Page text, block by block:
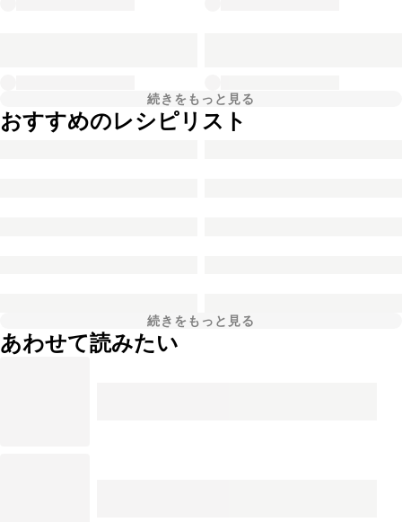
続きをもっと見る
おすすめのレシピリスト
続きをもっと見る
あわせて読みたい